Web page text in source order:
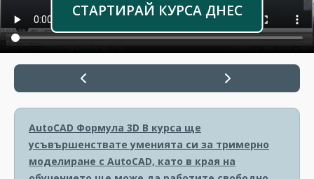
СТАРТИРАЙ КУРСА ДНЕС
AutoCAD Формула 3D В курса ще
усъвършенствате уменията си за тримерно
моделиране с AutoCAD, като в края на